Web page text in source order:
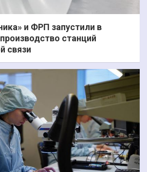
и ФРП запустили в
станций
связи